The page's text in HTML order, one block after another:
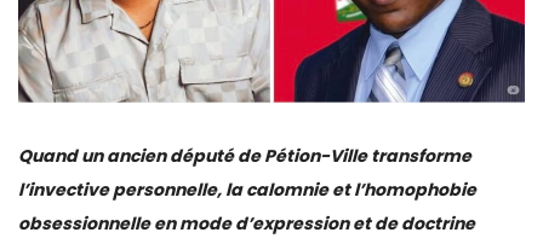
Quand un ancien député de Pétion-Ville transforme
l’invective personnelle, la calomnie et l’homophobie
obsessionnelle en mode d’expression et de doctrine